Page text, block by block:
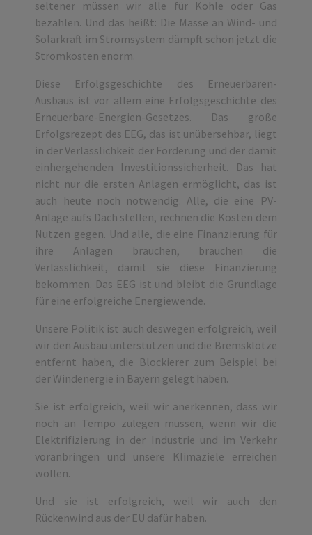
seltener müssen wir alle für Kohle oder Gas
bezahlen. Und das heißt: Die Masse an Wind- und
Solarkraft im Stromsystem dämpft schon jetzt die
Stromkosten enorm.
Diese Erfolgsgeschichte des Erneuerbaren-
Ausbaus ist vor allem eine Erfolgsgeschichte des
Erneuerbare-Energien-Gesetzes. Das große
Erfolgsrezept des EEG, das ist unübersehbar, liegt
in der Verlässlichkeit der Förderung und der damit
einhergehenden Investitionssicherheit. Das hat
nicht nur die ersten Anlagen ermöglicht, das ist
auch heute noch notwendig. Alle, die eine PV-
Anlage aufs Dach stellen, rechnen die Kosten dem
Nutzen gegen. Und alle, die eine Finanzierung für
ihre Anlagen brauchen, brauchen die
Verlässlichkeit, damit sie diese Finanzierung
bekommen. Das EEG ist und bleibt die Grundlage
für eine erfolgreiche Energiewende.
Unsere Politik ist auch deswegen erfolgreich, weil
wir den Ausbau unterstützen und die Bremsklötze
entfernt haben, die Blockierer zum Beispiel bei
der Windenergie in Bayern gelegt haben.
Sie ist erfolgreich, weil wir anerkennen, dass wir
noch an Tempo zulegen müssen, wenn wir die
Elektrifizierung in der Industrie und im Verkehr
voranbringen und unsere Klimaziele erreichen
wollen.
Und sie ist erfolgreich, weil wir auch den
Rückenwind aus der EU dafür haben.